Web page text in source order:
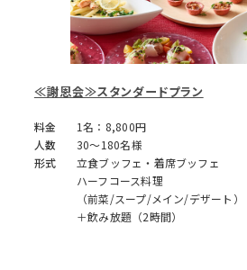
≪謝恩会≫スタンダードプラン
料金
1名：8,800円
人数
30～180名様
形式
立食ブッフェ・着席ブッフェ
ハーフコース料理
（前菜/スープ/メイン/デザート）
＋飲み放題（2時間）